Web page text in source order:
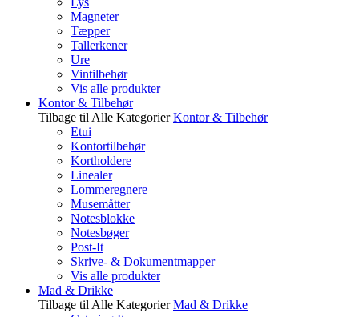
Magneter
Tæpper
Tallerkener
Ure
Vintilbehør
Vis alle produkter
Kontor & Tilbehør
Tilbage til Alle Kategorier Kontor & Tilbehør
Etui
Kontortilbehør
Kortholdere
Linealer
Lommeregnere
Musemåtter
Notesblokke
Notesbøger
Post-It
Skrive- & Dokumentmapper
Vis alle produkter
Mad & Drikke
Tilbage til Alle Kategorier Mad & Drikke